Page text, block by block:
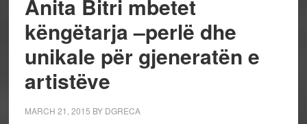
Anita Bitri mbetet
këngëtarja –perlë dhe
unikale për gjeneratën e
artistëve
MARCH 21, 2015 BY DGRECA